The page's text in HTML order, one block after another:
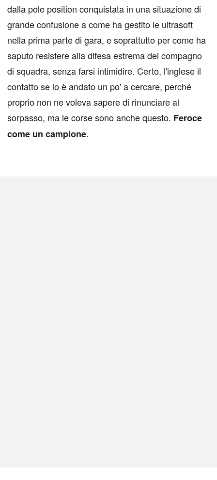
dalla pole position conquistata in una situazione di
grande confusione a come ha gestito le ultrasoft
nella prima parte di gara, e soprattutto per come ha
saputo resistere alla difesa estrema del compagno
di squadra, senza farsi intimidire. Certo, l'inglese il
contatto se lo è andato un po' a cercare, perché
proprio non ne voleva sapere di rinunciare al
sorpasso, ma le corse sono anche questo. Feroce
come un campione.